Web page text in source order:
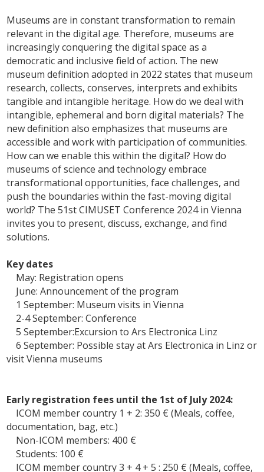
Museums are in constant transformation to remain
relevant in the digital age. Therefore, museums are
increasingly conquering the digital space as a
democratic and inclusive field of action. The new
museum definition adopted in 2022 states that museum
research, collects, conserves, interprets and exhibits
tangible and intangible heritage. How do we deal with
intangible, ephemeral and born digital materials? The
new definition also emphasizes that museums are
accessible and work with participation of communities.
How can we enable this within the digital? How do
museums of science and technology embrace
transformational opportunities, face challenges, and
push the boundaries within the fast-moving digital
world? The 51st CIMUSET Conference 2024 in Vienna
invites you to present, discuss, exchange, and find
solutions.
Key dates
May: Registration opens
June: Announcement of the program
1 September: Museum visits in Vienna
2-4 September: Conference
5 September:Excursion to Ars Electronica Linz
6 September: Possible stay at Ars Electronica in Linz or
visit Vienna museums
Early registration fees until the 1st of July 2024:
ICOM member country 1 + 2: 350 € (Meals, coffee,
documentation, bag, etc.)
Non-ICOM members: 400 €
Students: 100 €
ICOM member country 3 + 4 + 5 : 250 € (Meals, coffee,